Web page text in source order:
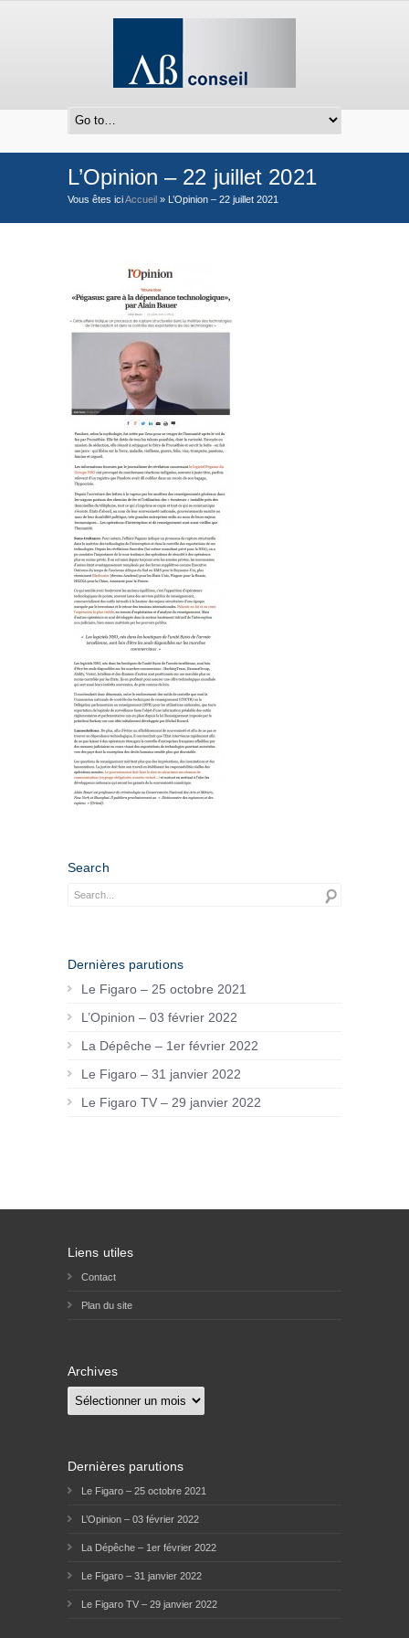
L’Opinion – 22 juillet 2021
Vous êtes iciAccueil » L’Opinion – 22 juillet 2021
Search
Dernières parutions
Le Figaro – 25 octobre 2021
L’Opinion – 03 février 2022
La Dépêche – 1er février 2022
Le Figaro – 31 janvier 2022
Le Figaro TV – 29 janvier 2022
Liens utiles
Contact
Plan du site
Archives
Archives
Dernières parutions
Le Figaro – 25 octobre 2021
L’Opinion – 03 février 2022
La Dépêche – 1er février 2022
Le Figaro – 31 janvier 2022
Le Figaro TV – 29 janvier 2022